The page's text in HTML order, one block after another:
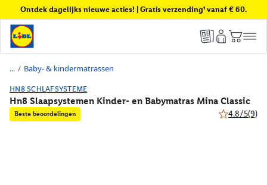
Ontdek dagelijks nieuwe acties! | Gratis verzending¹ vanaf € 60.
/ Baby- & kindermatrassen
HN8 SCHLAFSYSTEME
Hn8 Slaapsystemen Kinder- en Babymatras Mina Classic
Beste beoordelingen 4.8/5(9)